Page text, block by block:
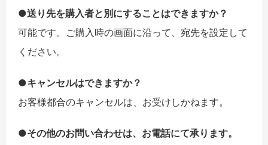
●送り先を購入者と別にすることはできますか？
可能です。ご購入時の画面に沿って、宛先を設定して
ください。
●キャンセルはできますか？
お客様都合のキャンセルは、お受けしかねます。
●その他のお問い合わせは、お電話にて承ります。